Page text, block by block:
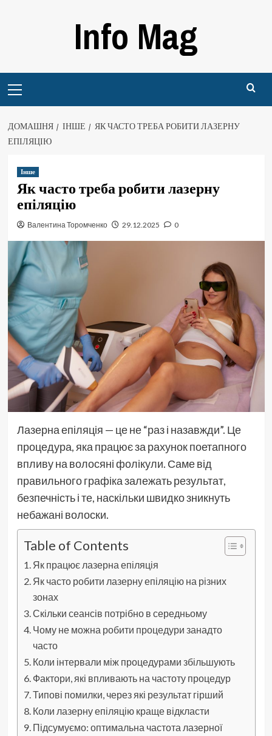
Info Mag
Menu
ДОМАШНЯ ІНШЕ
ЯК ЧАСТО ТРЕБА РОБИТИ ЛАЗЕРНУ
ЕПІЛЯЦІЮ
Інше
Як часто треба робити лазерну
епіляцію
Валентина Торомченко 29.12.2025 0
Лазерна епіляція — це не “раз і назавжди”. Це
процедура, яка працює за рахунок поетапного
впливу на волосяні фолікули. Саме від
правильного графіка залежать результат,
безпечність і те, наскільки швидко зникнуть
небажані волоски.
Table of Contents
Як працює лазерна епіляція
Як часто робити лазерну епіляцію на різних
зонах
Скільки сеансів потрібно в середньому
Чому не можна робити процедури занадто
часто
Коли інтервали між процедурами збільшують
Фактори, які впливають на частоту процедур
Типові помилки, через які результат гірший
Коли лазерну епіляцію краще відкласти
Підсумуємо: оптимальна частота лазерної